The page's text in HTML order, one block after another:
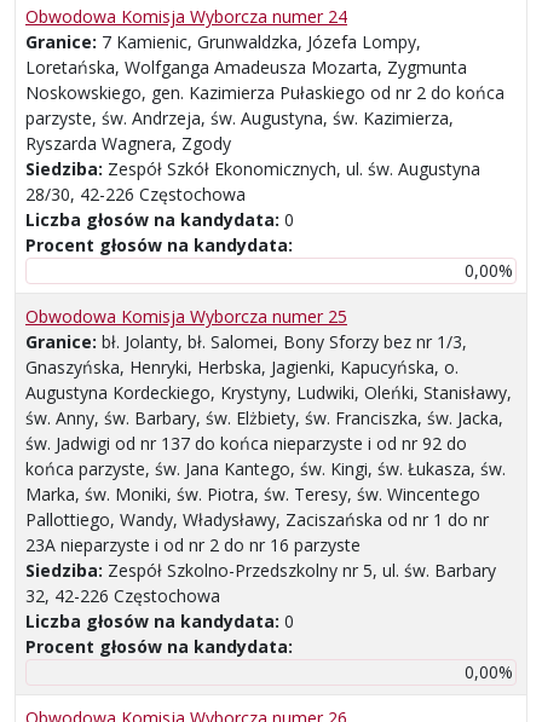
Obwodowa Komisja Wyborcza numer 24
Granice: 7 Kamienic, Grunwaldzka, Józefa Lompy,
Loretańska, Wolfganga Amadeusza Mozarta, Zygmunta
Noskowskiego, gen. Kazimierza Pułaskiego od nr 2 do końca
parzyste, św. Andrzeja, św. Augustyna, św. Kazimierza,
Ryszarda Wagnera, Zgody
Siedziba: Zespół Szkół Ekonomicznych, ul. św. Augustyna
28/30, 42-226 Częstochowa
Liczba głosów na kandydata: 0
Procent głosów na kandydata:
0,00%
Obwodowa Komisja Wyborcza numer 25
Granice: bł. Jolanty, bł. Salomei, Bony Sforzy bez nr 1/3,
Gnaszyńska, Henryki, Herbska, Jagienki, Kapucyńska, o.
Augustyna Kordeckiego, Krystyny, Ludwiki, Oleńki, Stanisławy,
św. Anny, św. Barbary, św. Elżbiety, św. Franciszka, św. Jacka,
św. Jadwigi od nr 137 do końca nieparzyste i od nr 92 do
końca parzyste, św. Jana Kantego, św. Kingi, św. Łukasza, św.
Marka, św. Moniki, św. Piotra, św. Teresy, św. Wincentego
Pallottiego, Wandy, Władysławy, Zaciszańska od nr 1 do nr
23A nieparzyste i od nr 2 do nr 16 parzyste
Siedziba: Zespół Szkolno-Przedszkolny nr 5, ul. św. Barbary
32, 42-226 Częstochowa
Liczba głosów na kandydata: 0
Procent głosów na kandydata:
0,00%